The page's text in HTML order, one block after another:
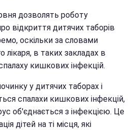
дозволять роботу
відкриття дитячих таборів
оскільки за словами
лікаря, в таких закладах в
кишкових інфекцій.
у дитячих таборах і
спалахи кишкових інфекцій,
об'єднається з інфекцією. Це
дітей на ті місця, які